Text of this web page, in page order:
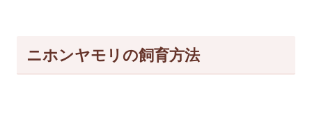
ニホンヤモリの飼育方法